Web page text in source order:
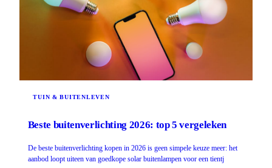
TUIN & BUITENLEVEN
Beste buitenverlichting 2026: top 5 vergeleken
De beste buitenverlichting kopen in 2026 is geen simpele keuze meer: het
aanbod loopt uiteen van goedkope solar buitenlampen voor een tientj